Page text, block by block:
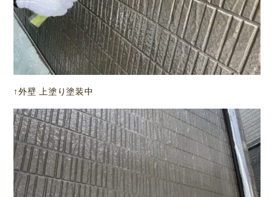
↑外壁 上塗り塗装中